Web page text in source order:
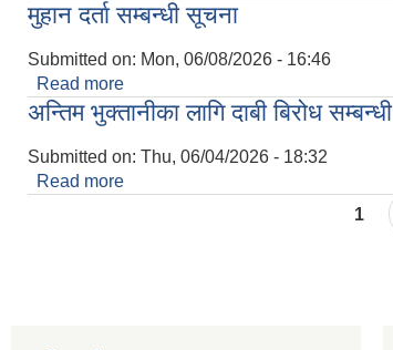
मुहान दर्ता सम्बन्धी सूचना
Submitted on: Mon, 06/08/2026 - 16:46
Read more
अन्तिम भुक्तानीका लागि दाबी बिरोध
Submitted on: Thu, 06/04/2026 - 18:32
Read more
1